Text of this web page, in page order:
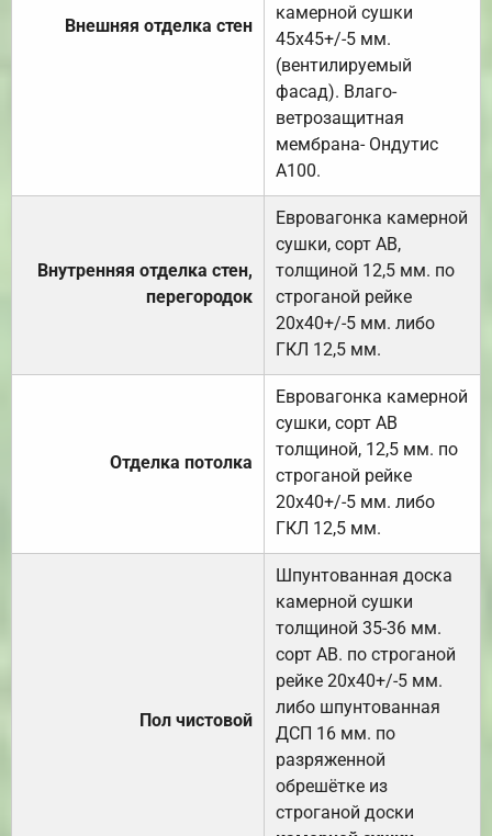
Внешняя отделка стен
камерной сушки
45х45+/-5 мм.
(вентилируемый
фасад). Влаго-
ветрозащитная
мембрана- Ондутис
А100.
Внутренняя отделка стен,
перегородок
Евровагонка камерной
сушки, сорт АВ,
толщиной 12,5 мм. по
строганой рейке
20х40+/-5 мм. либо
ГКЛ 12,5 мм.
Отделка потолка
Евровагонка камерной
сушки, сорт АВ
толщиной, 12,5 мм. по
строганой рейке
20х40+/-5 мм. либо
ГКЛ 12,5 мм.
Пол чистовой
Шпунтованная доска
камерной сушки
толщиной 35-36 мм.
сорт АВ. по строганой
рейке 20х40+/-5 мм.
либо шпунтованная
ДСП 16 мм. по
разряженной
обрешётке из
строганой доски